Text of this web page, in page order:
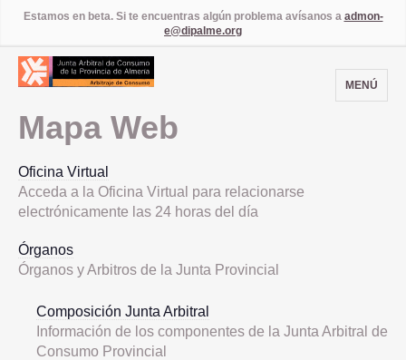
Estamos en beta. Si te encuentras algún problema avísanos a admon-
e@dipalme.org
MENÚ
Mapa Web
Oficina Virtual
Acceda a la Oficina Virtual para relacionarse
electrónicamente las 24 horas del día
Órganos
Órganos y Arbitros de la Junta Provincial
Composición Junta Arbitral
Información de los componentes de la Junta Arbitral de
Consumo Provincial